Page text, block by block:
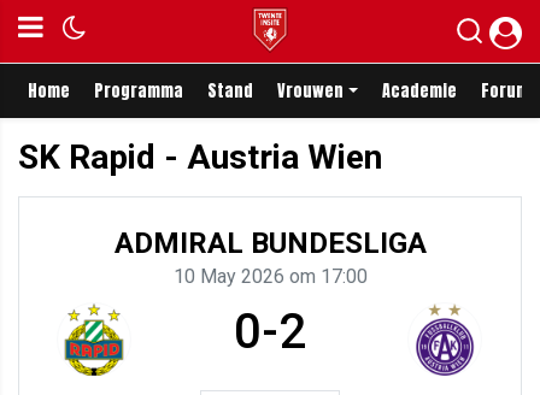
Home Programma Stand Vrouwen Academie Forum
SK Rapid - Austria Wien
ADMIRAL BUNDESLIGA
10 May 2026 om 17:00
0-2